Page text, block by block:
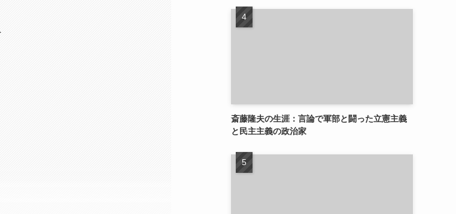
斎藤隆夫の生涯：言論で軍部と闘った立憲主義
と民主主義の政治家